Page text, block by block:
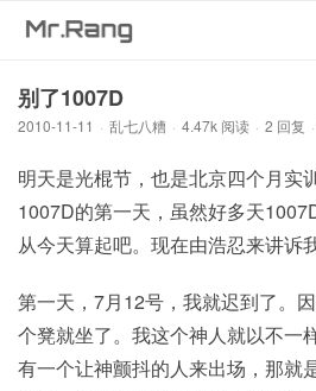
别了1007D
2010-11-11 · 乱七八糟 · 4.47k 阅读 · 2 回复 ·
明天是光棍节，也是北京四个月实
1007D的第一天，虽然好多天
从今天算起吧。现在由浩忍来讲诉
第一天，7月12号，我就迟到了。
个凳就坐了。我这个神人就以不一
有一个让神颤抖的人来出场，那就